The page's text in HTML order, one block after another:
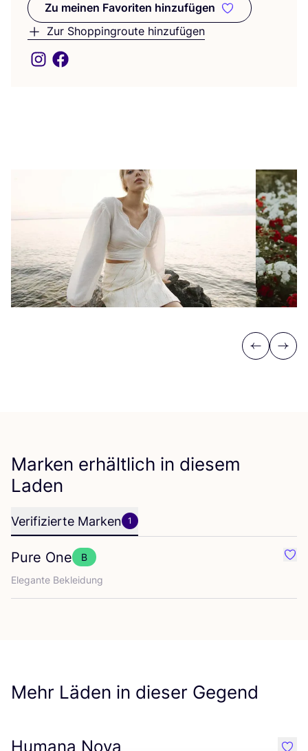
Zu meinen Favoriten hinzufügen
Zu meinen Favoriten
Zur Shoppingroute hinzufügen
Previous
Next
Marken erhältlich in diesem
Laden
Verifizierte Marken 1
Pure One
B
Ele­gan­te Bekleidung
Mehr Läden in dieser Gegend
Humana Nova